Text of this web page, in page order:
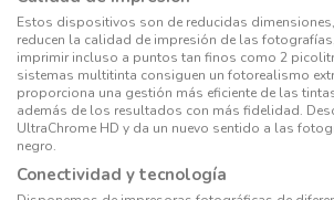
Estos dispositivos son de reducidas
reducen la calidad de impresión de las
imprimir incluso a puntos tan finos como 2
sistemas multitinta consiguen un fotorealismo
proporciona una gestión más eficiente de las
además de los resultados con más fidelidad.
UltraChrome HD y da un nuevo sentido a las
negro.
Conectividad y tecnología